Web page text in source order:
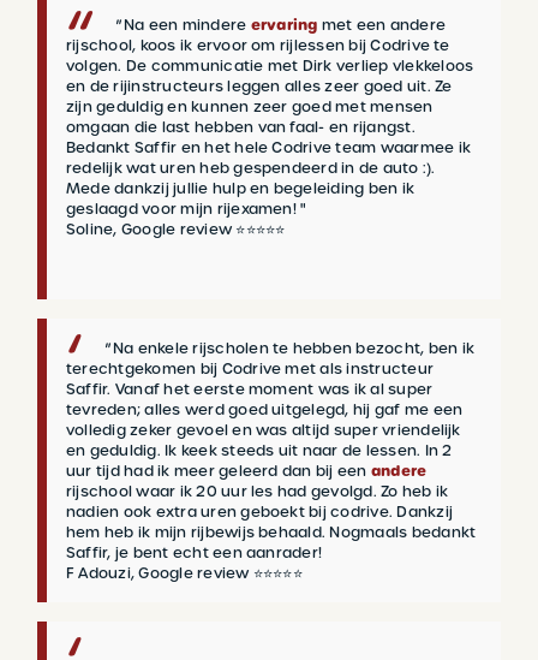
"Na een mindere ervaring met een andere
rijschool, koos ik ervoor om rijlessen bij Codrive te
volgen. De communicatie met Dirk verliep vlekkeloos
en de rijinstructeurs leggen alles zeer goed uit. Ze
zijn geduldig en kunnen zeer goed met mensen
omgaan die last hebben van faal- en rijangst.
Bedankt Saffir en het hele Codrive team waarmee ik
redelijk wat uren heb gespendeerd in de auto :).
Mede dankzij jullie hulp en begeleiding ben ik
geslaagd voor mijn rijexamen! "
Soline, Google review ⭐⭐⭐⭐⭐
"Na enkele rijscholen te hebben bezocht, ben ik
terechtgekomen bij Codrive met als instructeur
Saffir. Vanaf het eerste moment was ik al super
tevreden; alles werd goed uitgelegd, hij gaf me een
volledig zeker gevoel en was altijd super vriendelijk
en geduldig. Ik keek steeds uit naar de lessen. In 2
uur tijd had ik meer geleerd dan bij een andere
rijschool waar ik 20 uur les had gevolgd. Zo heb ik
nadien ook extra uren geboekt bij codrive. Dankzij
hem heb ik mijn rijbewijs behaald. Nogmaals bedankt
Saffir, je bent echt een aanrader!
F Adouzi, Google review ⭐⭐⭐⭐⭐